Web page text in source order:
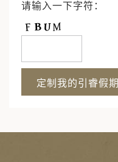
请输入一下字符：